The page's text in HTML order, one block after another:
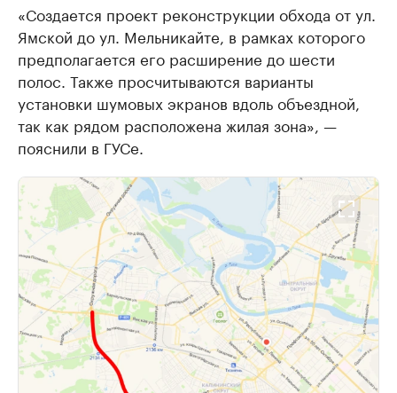
«Создается проект реконструкции обхода от ул.
Ямской до ул. Мельникайте, в рамках которого
предполагается его расширение до шести
полос. Также просчитываются варианты
установки шумовых экранов вдоль объездной,
так как рядом расположена жилая зона», —
пояснили в ГУСе.